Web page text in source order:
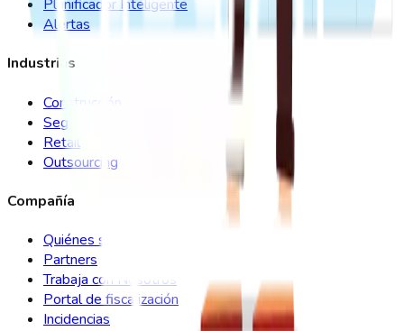
Planificador Inteligente
Alertas
Industrias
Construcción
Seguridad
Retail
Outsourcing
Compañía
Quiénes somos
Partners
Trabaja con Nosotros
Portal de fiscalización
Incidencias